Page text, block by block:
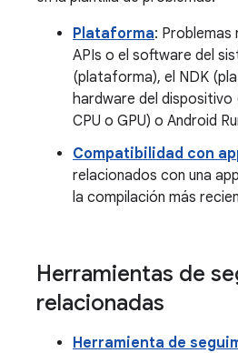
Plataforma: Problemas
APIs o el software del
(plataforma), el NDK
hardware del dispositivo
CPU o GPU) o Android
Compatibilidad con
relacionados con una
la compilación más
Herramientas de
relacionadas
Herramienta de